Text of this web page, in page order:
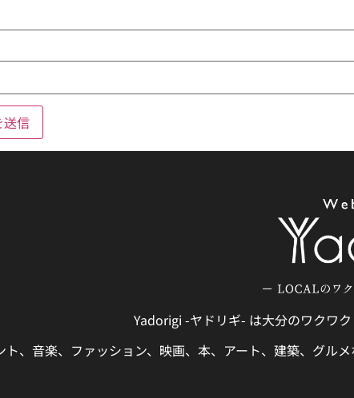
Yadorigi -ヤドリギ- は大分のワクワ
ト、音楽、ファッション、映画、本、アート、建築、グル